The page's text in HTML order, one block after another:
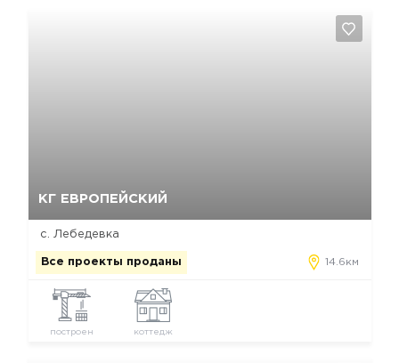
КГ ЕВРОПЕЙСКИЙ
с. Лебедевка
Все проекты проданы 14.6км
построен коттедж